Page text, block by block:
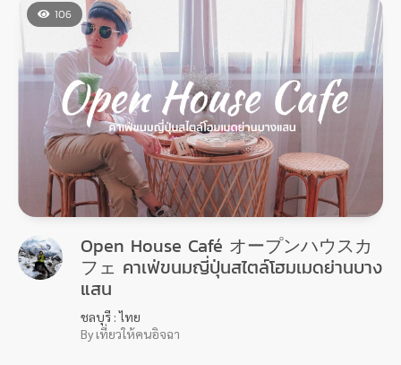
106
Open House Café オープンハウスカ
フェ คาเฟ่ขนมญี่ปุ่นสไตล์โฮมเมดย่านบาง
แสน
ชลบุรี : ไทย
By เที่ยวให้คนอิจฉา